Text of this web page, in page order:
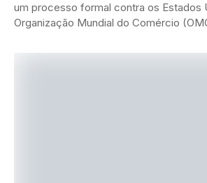
um processo formal contra os Estados
Organização Mundial do Comércio